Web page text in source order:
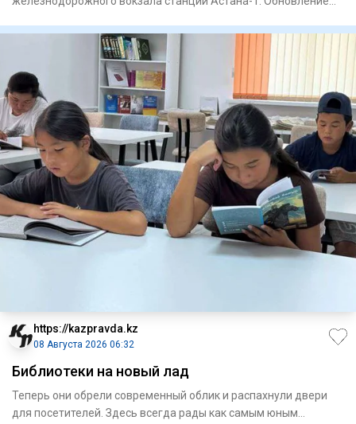
https://kazpravda.kz
08 Августа 2026 06:32
Библиотеки на новый лад
Теперь они обрели современный облик и распахнули двери
для посетителей. Здесь всегда рады как самым юным